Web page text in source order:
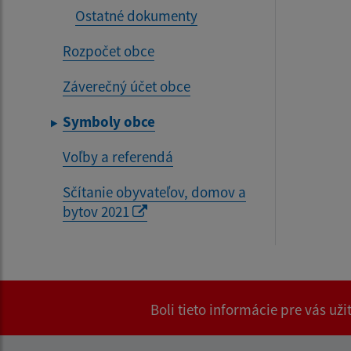
Ostatné dokumenty
Rozpočet obce
Záverečný účet obce
Symboly obce
Voľby a referendá
Sčítanie obyvateľov, domov a
bytov 2021
Boli tieto informácie pre vás